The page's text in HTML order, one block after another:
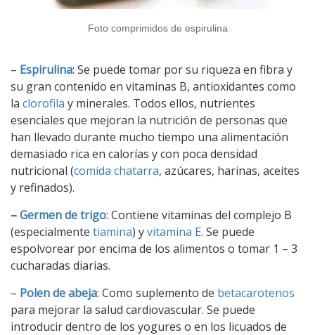
Foto comprimidos de espirulina
– Espirulina: Se puede tomar por su riqueza en fibra y
su gran contenido en vitaminas B, antioxidantes como
la clorofila y minerales. Todos ellos, nutrientes
esenciales que mejoran la nutrición de personas que
han llevado durante mucho tiempo una alimentación
demasiado rica en calorías y con poca densidad
nutricional (comida chatarra, azúcares, harinas, aceites
y refinados).
–Germen de trigo: Contiene vitaminas del complejo B
(especialmente tiamina) yvitamina E. Se puede
espolvorear por encima de los alimentos o tomar 1 – 3
cucharadas diarias.
– Polen de abeja: Como suplemento de betacarotenos
para mejorar la salud cardiovascular. Se puede
introducir dentro de los yogures o en los licuados de